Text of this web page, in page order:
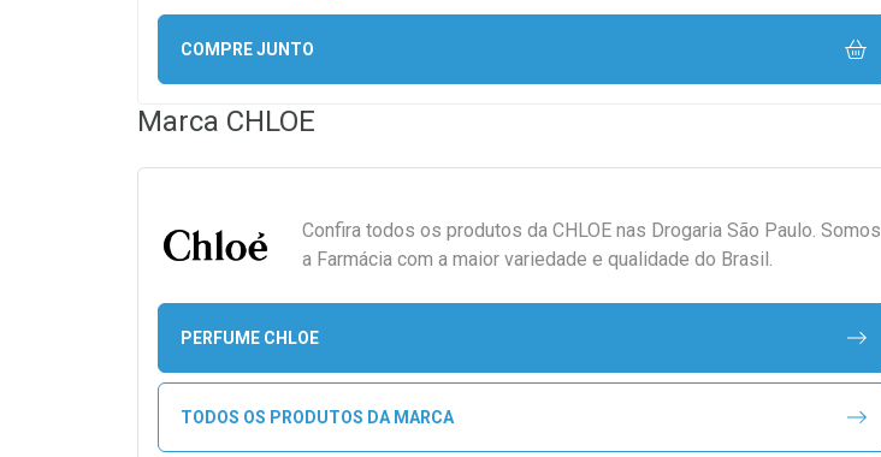
COMPRE JUNTO
Marca CHLOE
Confira todos os produtos da CHLOE nas Drogaria São Paulo. Somos
a Farmácia com a maior variedade e qualidade do Brasil.
PERFUME CHLOE
TODOS OS PRODUTOS DA MARCA